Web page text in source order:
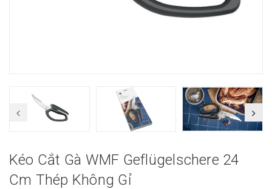
Kéo Cắt Gà WMF Geflügelschere 24
Cm Thép Không Gỉ